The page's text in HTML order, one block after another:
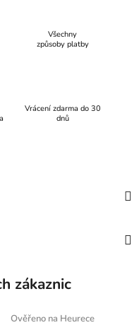
Všechny
způsoby platby
Vrácení zdarma do 30
dnů
zákaznic
Ověřeno na Heurece